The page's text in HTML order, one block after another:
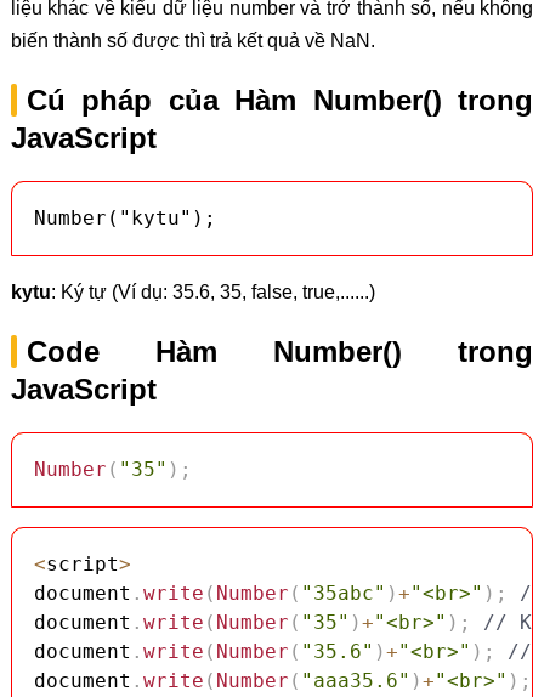
liệu khác về kiểu dữ liệu number và trở thành số, nếu không
biến thành số được thì trả kết quả về NaN.
Cú pháp của Hàm Number() trong
JavaScript
Number("kytu");
kytu: Ký tự (Ví dụ: 35.6, 35, false, true,......)
Code Hàm Number() trong
JavaScript
Number ( "35" ) ;
<script>
document . write ( Number ( "35abc" )+"<br>" ) ;
//
document . write ( Number ( "35" )+"<br>" ) ;
//
document . write ( Number ( "35.6" )+"<br>" ) ;
//
document . write ( Number ( "aaa35.6" )+"<br>" ) ;